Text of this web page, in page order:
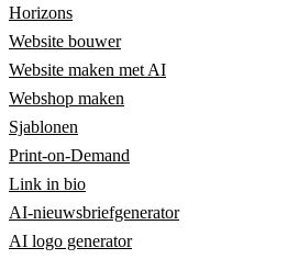
Horizons
Website bouwer
Website maken met AI
Webshop maken
Sjablonen
Print-on-Demand
Link in bio
AI-nieuwsbriefgenerator
AI logo generator